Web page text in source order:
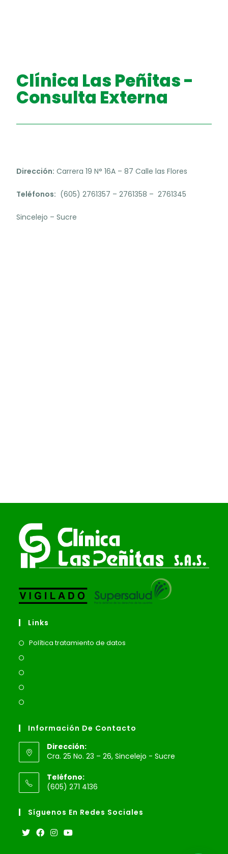
Clínica Las Peñitas -
Consulta Externa
Dirección: Carrera 19 N° 16A – 87 Calle las Flores
Teléfonos: (605) 2761357 – 2761358 – 2761345
Sincelejo – Sucre
Links
Política tratamiento de datos
Información De Contacto
Dirección:
Cra. 25 No. 23 – 26, Sincelejo - Sucre
Teléfono:
(605) 271 4136
Síguenos En Redes Sociales